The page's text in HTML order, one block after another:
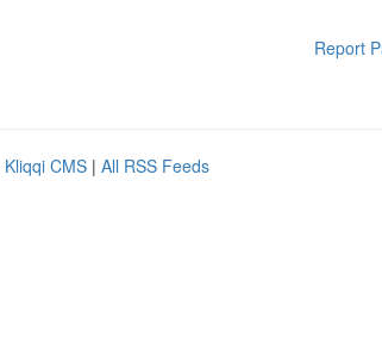
Report
Kliqqi CMS | All RSS Feeds